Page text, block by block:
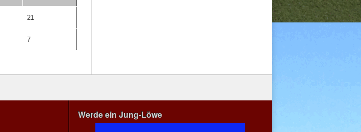
21
7
Werde ein Jung-Löwe